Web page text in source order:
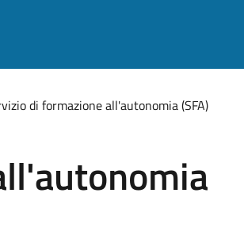
di formazione all'autonomia (SFA)